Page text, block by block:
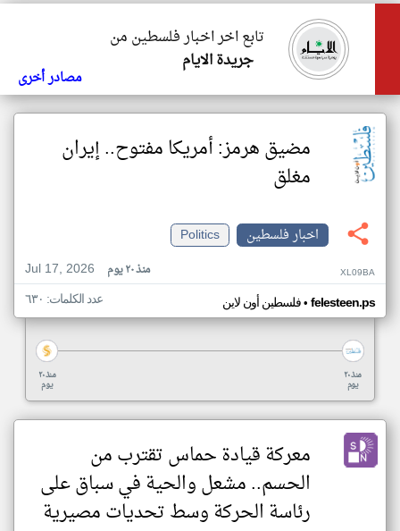
تابع اخر اخبار فلسطين من
جريدة الايام
مصادر أخرى
مضيق هرمز: أمريكا مفتوح.. إيران
مغلق
اخبار فلسطين
Politics
Jul 17, 2026
منذ ٢٠ يوم XL09BA
فلسطين أون لاين• felesteen.ps عدد الكلمات: ٦٣٠
منذ ٢٠
يوم
منذ ٢٠
يوم
معركة قيادة حماس تقترب من
الحسم.. مشعل والحية في سباق على
رئاسة الحركة وسط تحديات مصيرية